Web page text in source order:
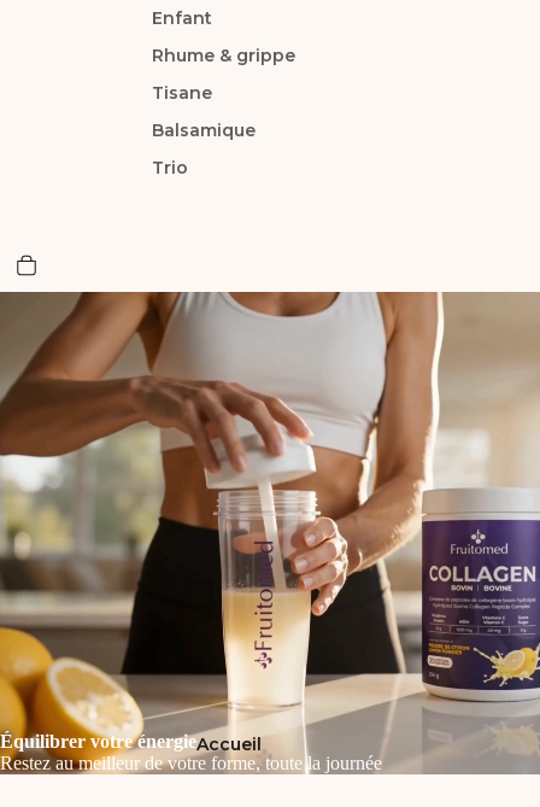
Enfant
Rhume & grippe
Tisane
Balsamique
Trio
Accueil
Équilibrer votre énergie
Restez au meilleur de votre forme, toute la journée